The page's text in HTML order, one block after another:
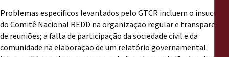
Problemas específicos levantados pelo GTCR incluem o insucesso
do Comitê Nacional REDD na organização regular e transparente
de reuniões; a falta de participação da sociedade civil e da
comunidade na elaboração de um relatório governamental